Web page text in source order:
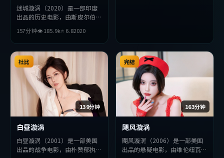
迷城漩涡（2020）是一部印度
出品的历史电影，由斯皮尔伯格
等主演。影片在叙事与视听上力
求突破，探讨人性与抉择，节奏
张弛有度，适合喜欢该类型的观
众完整观看。
157分钟👁185.9k⭐ 6.82020
139分钟
杜比
白昼漩涡
白昼漩涡（2001）是一部美国
出品的战争电影，由朴赞郁执
163分钟
完结
飓风漩涡
飓风漩涡（2006）是一部美国
出品的悬疑电影，由维伦纽瓦执